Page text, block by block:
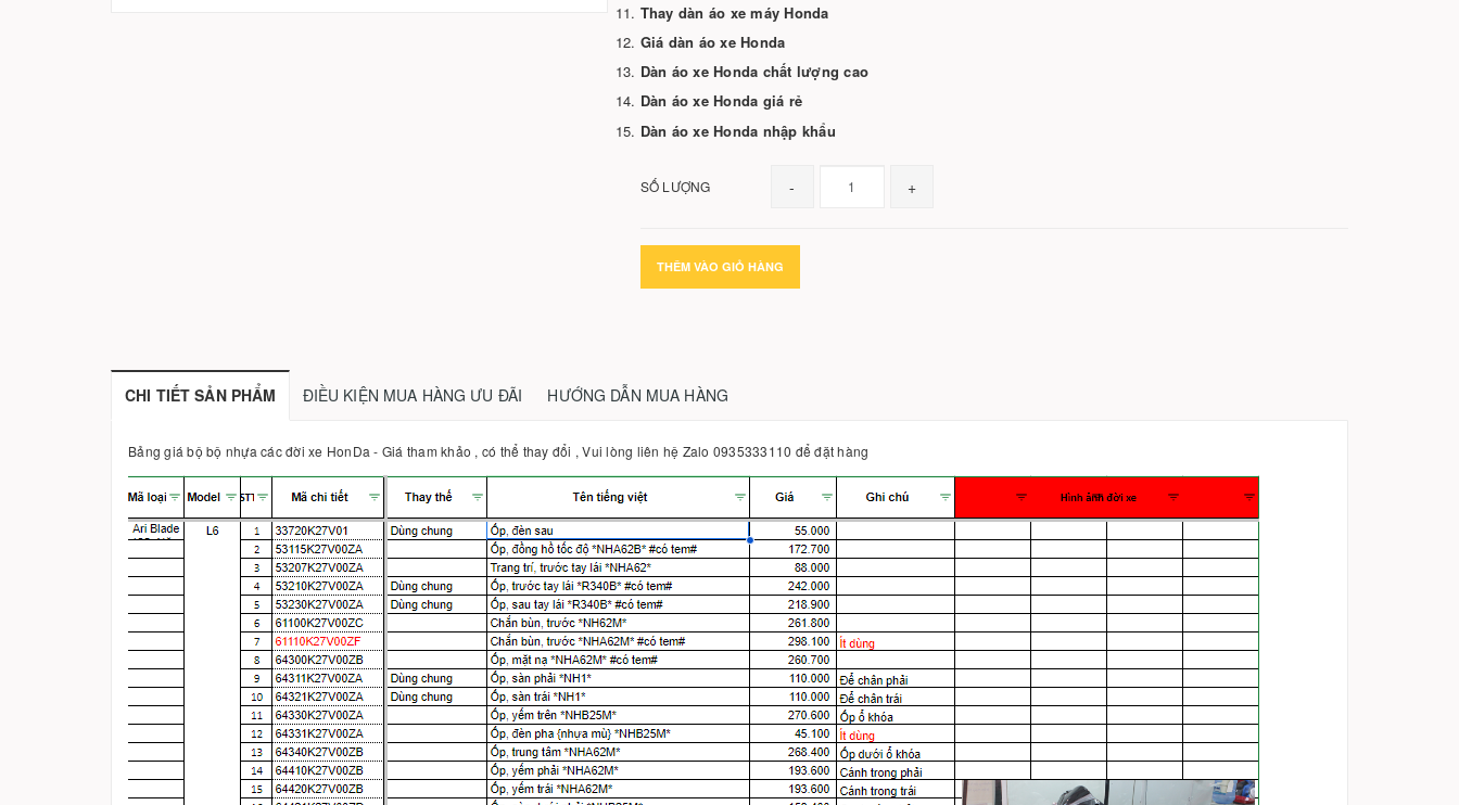
Thay dàn áo xe máy Honda
Giá dàn áo xe Honda
Dàn áo xe Honda chất lượng cao
Dàn áo xe Honda giá rẻ
Dàn áo xe Honda nhập khẩu
SỐ LƯỢNG - +
THÊM VÀO GIỎ HÀNG
CHI TIẾT SẢN PHẨM ĐIỀU KIỆN MUA HÀNG ƯU ĐÃI HƯỚNG DẪN MUA HÀNG
Bảng giá bộ bộ nhựa các đời xe HonDa - Giá tham khảo , có thể thay đổi , Vui lòng liên hệ Zalo 0935333110 để đặt hàng